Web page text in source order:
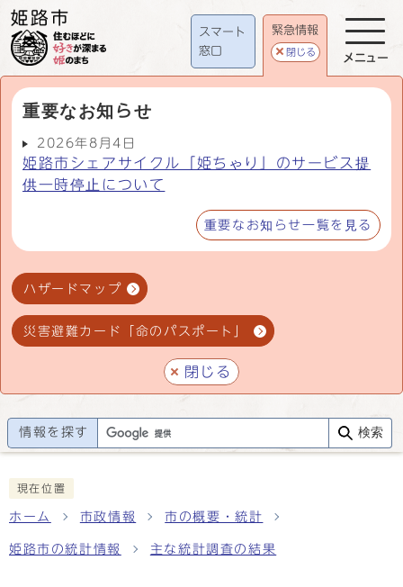
スマート
窓口
緊急情報
閉じる
重要なお知らせ
2026年8月4日
姫路市シェアサイクル「姫ちゃり」のサービス提
供一時停止について
重要なお知らせ一覧を見る
ハザードマップ
災害避難カード「命のパスポート」
閉じる
メニュー
情報を探す 検索
現在位置
ホーム 市政情報 市の概要・統計
姫路市の統計情報 主な統計調査の結果